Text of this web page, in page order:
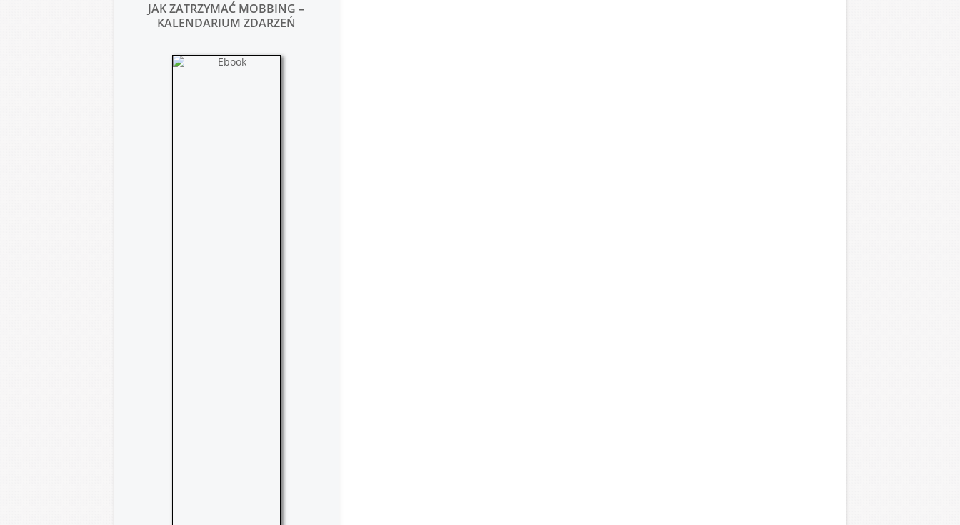
JAK ZATRZYMAĆ MOBBING –
KALENDARIUM ZDARZEŃ